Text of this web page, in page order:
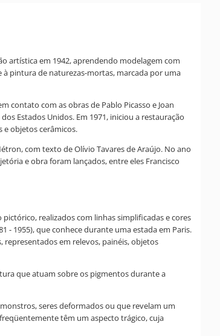
artística em 1942, aprendendo modelagem com
pintura de naturezas-mortas, marcada por uma
contato com as obras de Pablo Picasso e Joan
Estados Unidos. Em 1971, iniciou a restauração
e objetos cerâmicos.
com texto de Olívio Tavares de Araújo. No ano
e obra foram lançados, entre eles Francisco
realizados com linhas simplificadas e cores
- 1955), que conhece durante uma estada em Paris.
representados em relevos, painéis, objetos
que atuam sobre os pigmentos durante a
seres deformados ou que revelam um
têm um aspecto trágico, cuja